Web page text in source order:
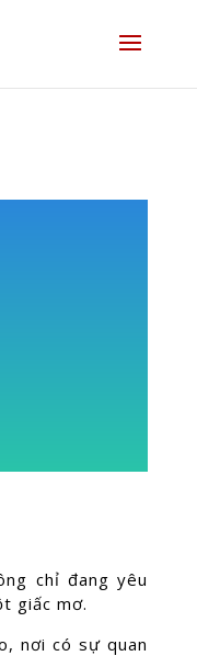
chỉ đang yêu
giấc mơ.
nơi có sự quan